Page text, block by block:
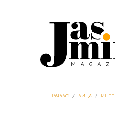
НАЧАЛО/ ЛИЦА/